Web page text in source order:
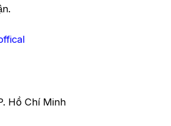
Hồ Chí Minh